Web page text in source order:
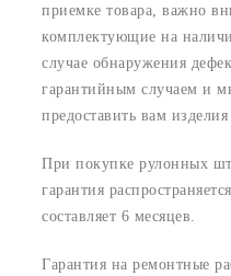
приемке товара, важно
комплектующие на
случае обнаружения
гарантийным случаем и
предоставить вам
При покупке рулонных
гарантия
составляет 6 месяцев.
Гарантия на ремонтные